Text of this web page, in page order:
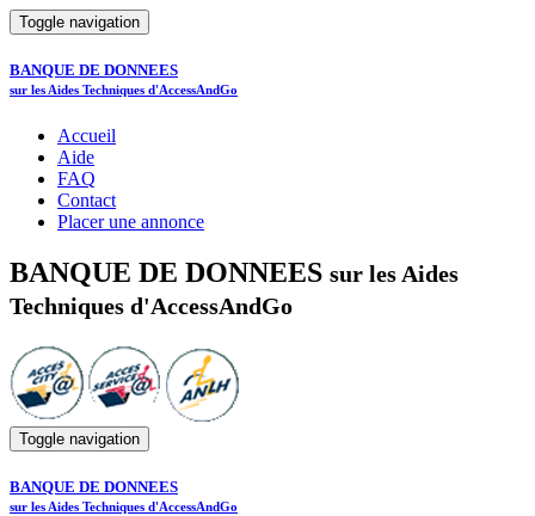
Toggle navigation
BANQUE DE DONNEES
sur les Aides Techniques d'AccessAndGo
Accueil
Aide
FAQ
Contact
Placer une annonce
BANQUE DE DONNEES sur les Aides
Techniques d'AccessAndGo
Toggle navigation
BANQUE DE DONNEES
sur les Aides Techniques d'AccessAndGo